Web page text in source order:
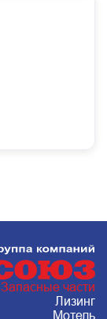
Запасные части
Лизинг
Мотель